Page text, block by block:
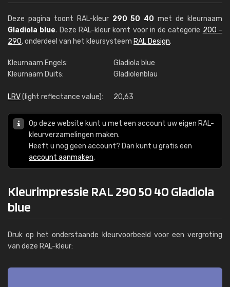
Deze pagina toont RAL-kleur 290 50 40 met de kleurnaam
Gladiola blue. Deze RAL-kleur komt voor in de categorie 200 -
290, onderdeel van het kleursysteem RAL Design.
Kleurnaam Engels:
Gladiola blue
Kleurnaam Duits:
Gladiolenblau
LRV(light reflectance value): 20,63
Op deze website kunt u met een account uw eigen RAL-
kleurverzamelingen maken.
Heeft u nog geen account? Dan kunt u gratis een
account aanmaken.
Kleurimpressie RAL 290 50 40 Gladiola
blue
Druk op het onderstaande kleurvoorbeeld voor een vergroting
van deze RAL-kleur: